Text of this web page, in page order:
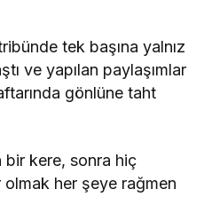
tek başına yalnız
ve yapılan paylaşımlar
gönlüne taht
bir kere, sonra hiç
her şeye rağmen